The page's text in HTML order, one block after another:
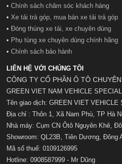
•Chính sách chăm sóc khách hàng
•Xe tải trả góp, mua bán xe tải trả góp
•Đóng thùng xe tải, xe chuyên dùng
• Phụ tùng xe chuyên dùng chính hãng
•Chính sách bảo hành
LIÊN HỆ VỚI CHÚNG TÔI
CÔNG TY CỔ PHẦN Ô TÔ
GREEN VIET NAM VEHICLE
Tên giao dịch: GREEN VIET VEHICLE
Địa chỉ : Thôn 1, Xã Nam Phù, TP Hà
Nhà máy: Cụm CN Ôtô Nguyên Khê,
Showroom: QL23B, Tiên Dương, Đông
Mã số thuế:0109126995
Hotline: 0908587999 - Mr Dũng